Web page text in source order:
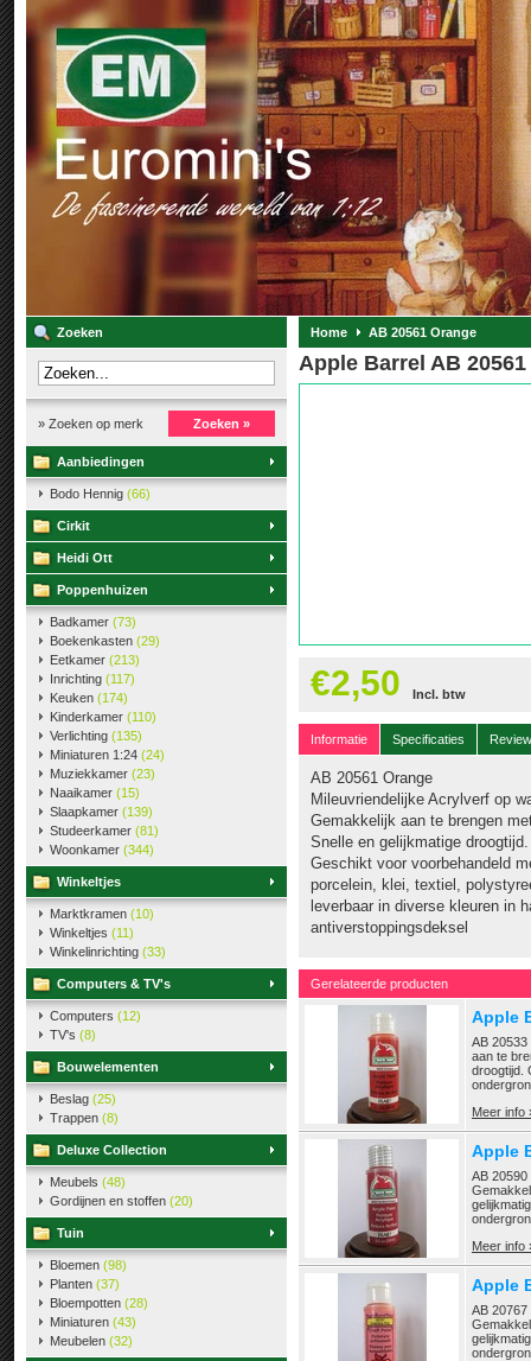
Zoeken
» Zoeken op merk Zoeken »
Aanbiedingen
Bodo Hennig (66)
Cirkit
Heidi Ott
Poppenhuizen
Badkamer (73)
Boekenkasten (29)
Eetkamer (213)
Inrichting (117)
Keuken (174)
Kinderkamer (110)
Verlichting (135)
Miniaturen 1:24 (24)
Muziekkamer (23)
Naaikamer (15)
Slaapkamer (139)
Studeerkamer (81)
Woonkamer (344)
Winkeltjes
Marktkramen (10)
Winkeltjes (11)
Winkelinrichting (33)
Computers & TV's
Computers (12)
TV's (8)
Bouwelementen
Beslag (25)
Trappen (8)
Deluxe Collection
Meubels (48)
Gordijnen en stoffen (20)
Tuin
Bloemen (98)
Planten (37)
Bloempotten (28)
Miniaturen (43)
Meubelen (32)
Home AB 20561 Orange
Apple Barrel AB
€2,50 Incl. btw
Informatie Specificaties
AB 20561 Orange
Mileuvriendelijke Acrylverf op
Gemakkelijk aan te brengen
Snelle en gelijkmatige droogtijd.
Geschikt voor voorbehandeld
porcelein, klei, textiel,
leverbaar in diverse kleuren in
antiverstoppingsdeksel
Gerelateerde producten
Apple
AB
aan te
droogtijd.
Meer info
Apple
AB
Meer info
Apple
AB 20767